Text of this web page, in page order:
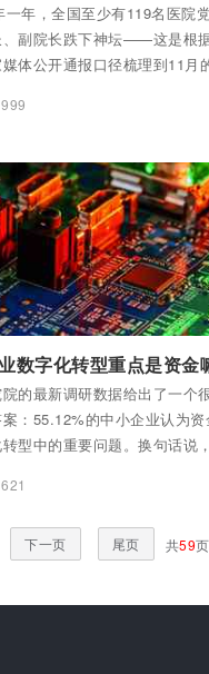
一年，全国至少有119名医院
、副院长跌下神坛——这是根
体公开通报口径梳理到11月
反腐的名单上躺倒的不止120
年的都没有被遗忘。
数字化转型重点是资金
的最新调研数据给出了一个
：55.12%的中小企业认为资
型中的重要问题。换句话说
会错过更关键的真相。因为同
52.3%的企业认为自身转型能
下一页 尾页 共59